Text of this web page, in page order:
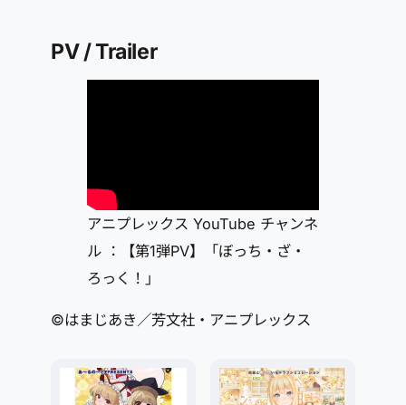
PV / Trailer
アニプレックス YouTube チャンネ
ル ：【第1弾PV】「ぼっち・ざ・
ろっく！」
©はまじあき／芳文社・アニプレックス